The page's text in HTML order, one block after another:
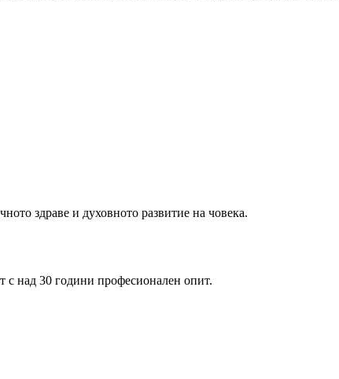
здраве и духовното развитие на човека.
с над 30 години професионален опит.